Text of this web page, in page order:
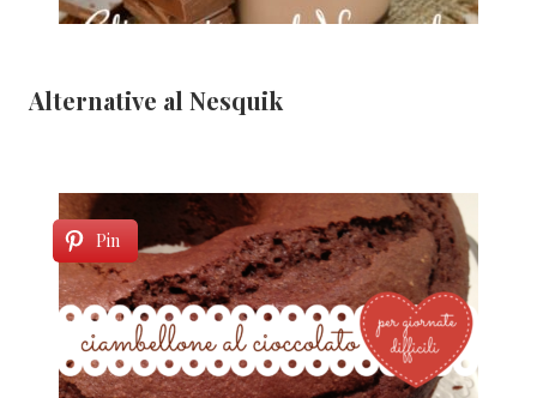
Alternative al Nesquik
Pin